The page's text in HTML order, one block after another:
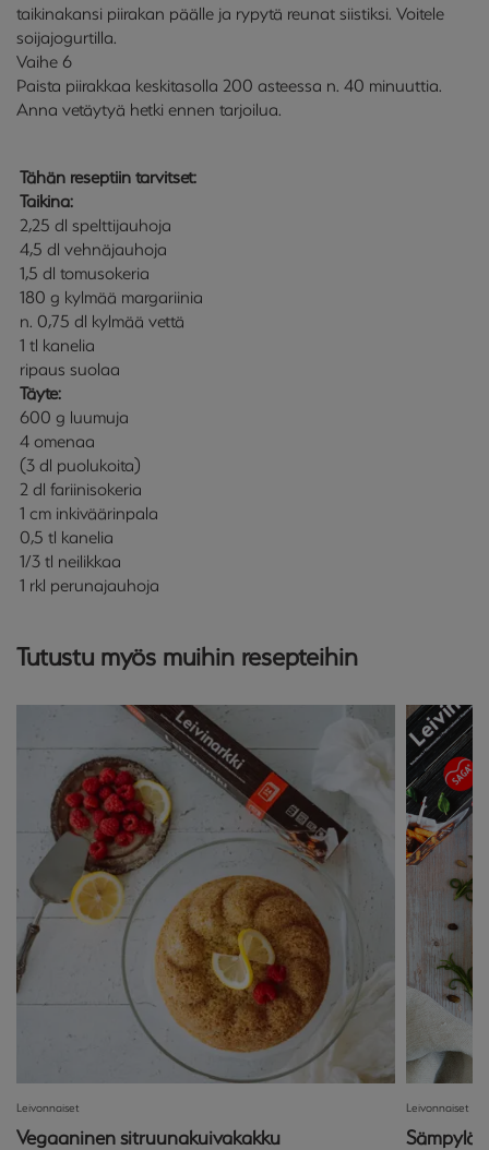
taikinakansi piirakan päälle ja rypytä reunat siistiksi. Voitele
soijajogurtilla.
Vaihe 6
Paista piirakkaa keskitasolla 200 asteessa n. 40 minuuttia.
Anna vetäytyä hetki ennen tarjoilua.
Tähän reseptiin tarvitset:
Taikina:
2,25 dl spelttijauhoja
4,5 dl vehnäjauhoja
1,5 dl tomusokeria
180 g kylmää margariinia
n. 0,75 dl kylmää vettä
1 tl kanelia
ripaus suolaa
Täyte:
600 g luumuja
4 omenaa
(3 dl puolukoita)
2 dl fariinisokeria
1 cm inkiväärinpala
0,5 tl kanelia
1/3 tl neilikkaa
1 rkl perunajauhoja
Tutustu myös muihin resepteihin
Leivonnaiset
Vegaaninen sitruunakuivakakku
Leivonnaiset